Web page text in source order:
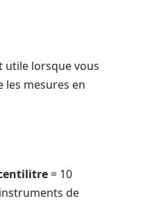
utile lorsque vous
les mesures en
= 10
de